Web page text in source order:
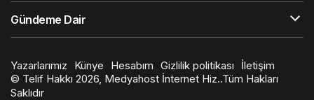
Gündeme Dair
Yazarlarımız Künye Hesabım Gizlilik politikası
İletişim
© Telif Hakkı 2026, Medyahost İnternet Hiz..Tüm Hakları
Saklıdır